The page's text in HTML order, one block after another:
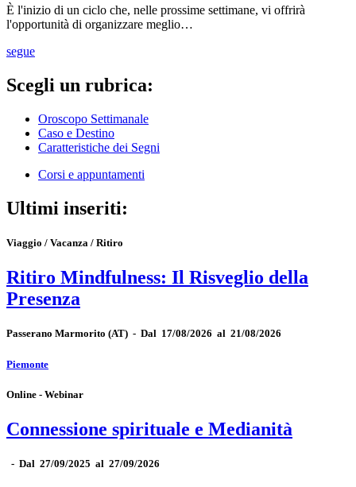
È l'inizio di un ciclo che, nelle prossime settimane, vi offrirà
l'opportunità di organizzare meglio…
segue
Scegli un rubrica:
Oroscopo Settimanale
Caso e Destino
Caratteristiche dei Segni
Corsi e appuntamenti
Ultimi inseriti:
Viaggio / Vacanza / Ritiro
Ritiro Mindfulness: Il Risveglio della
Presenza
Passerano Marmorito (AT) - Dal 17/08/2026 al 21/08/2026
Piemonte
Online - Webinar
Connessione spirituale e Medianità
- Dal 27/09/2025 al 27/09/2026